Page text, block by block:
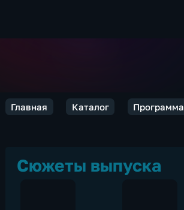
Главная Каталог Программа
Сюжеты выпуска